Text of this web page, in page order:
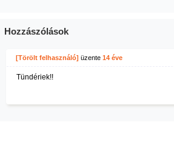
Hozzászólások
[Törölt felhasználó] üzente 14 éve
Tündériek!!